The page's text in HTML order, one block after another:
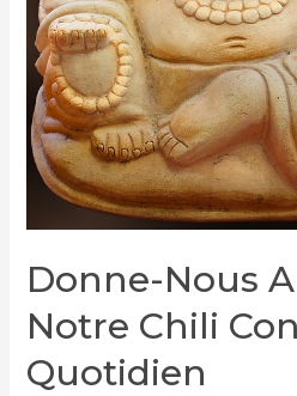
Donne-Nous
Notre Chili
Quotidien